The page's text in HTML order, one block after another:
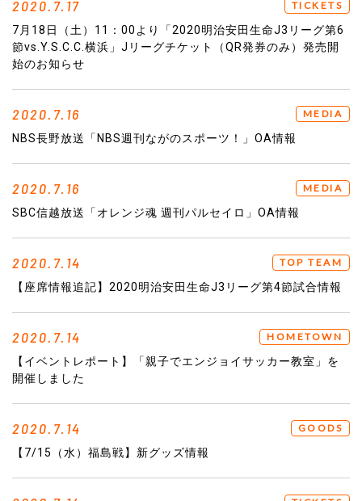
2020.7.17 TICKETS
7月18日（土）11：00より「2020明治安田生命J3リーグ第6
節vs.Y.S.C.C.横浜」Jリーグチケット（QR発券のみ）発売開
始のお知らせ
2020.7.16 MEDIA
NBS長野放送「NBS週刊ながのスポーツ！」OA情報
2020.7.16 MEDIA
SBC信越放送「オレンジ魂 週刊パルセイロ」OA情報
2020.7.14 TOP TEAM
【座席情報追記】2020明治安田生命J3リーグ第4節試合情報
2020.7.14 HOMETOWN
【イベントレポート】「親子でエンジョイサッカー教室」を
開催しました
2020.7.14 GOODS
【7/15（水）福島戦】新グッズ情報